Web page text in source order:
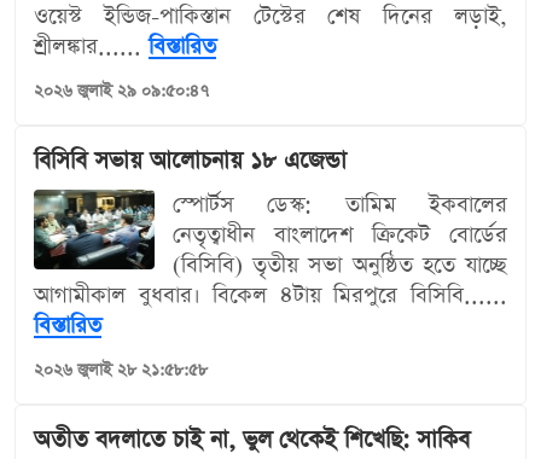
ওয়েস্ট ইন্ডিজ-পাকিস্তান টেস্টের শেষ দিনের লড়াই,
শ্রীলঙ্কার......বিস্তারিত
২০২৬ জুলাই ২৯ ০৯:৫০:৪৭
বিসিবি সভায় আলোচনায় ১৮ এজেন্ডা
স্পোর্টস ডেস্ক: তামিম ইকবালের
নেতৃত্বাধীন বাংলাদেশ ক্রিকেট বোর্ডের
(বিসিবি) তৃতীয় সভা অনুষ্ঠিত হতে যাচ্ছে
আগামীকাল বুধবার। বিকেল ৪টায় মিরপুরে বিসিবি......
বিস্তারিত
২০২৬ জুলাই ২৮ ২১:৫৮:৫৮
অতীত বদলাতে চাই না, ভুল থেকেই শিখেছি: সাকিব